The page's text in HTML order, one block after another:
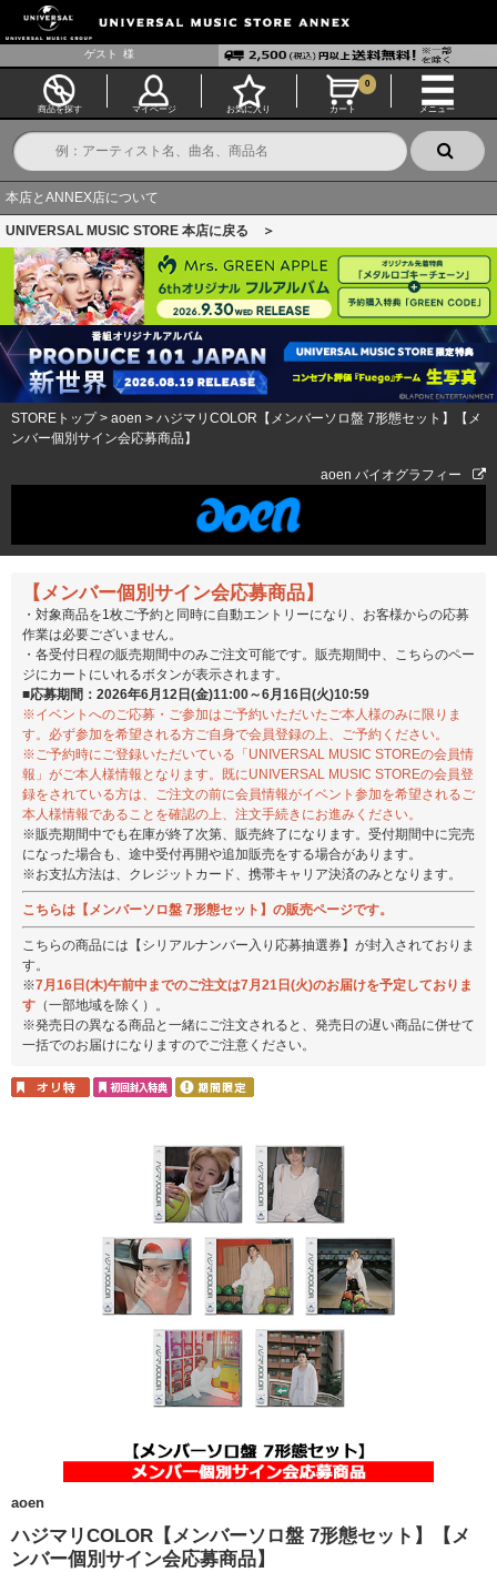
ゲスト 様
商品を探す マイページ お気に入り カート
0
メニュー
本店とANNEX店について
UNIVERSAL MUSIC STORE 本店に戻る ＞
STOREトップ> aoen > ハジマリCOLOR【メンバーソロ盤 7形態セット】【メ
ンバー個別サイン会応募商品】
aoen バイオグラフィー
【メンバー個別サイン会応募商品】
・対象商品を1枚ご予約と同時に自動エントリーになり、お客様からの応募
作業は必要ございません。
・各受付日程の販売期間中のみご注文可能です。販売期間中、こちらのペー
ジにカートにいれるボタンが表示されます。
■応募期間：2026年6月12日(金)11:00～6月16日(火)10:59
※イベントへのご応募・ご参加はご予約いただいたご本人様のみに限りま
す。必ず参加を希望される方ご自身で会員登録の上、ご予約ください。
※ご予約時にご登録いただいている「UNIVERSAL MUSIC STOREの会員情
報」がご本人様情報となります。既にUNIVERSAL MUSIC STOREの会員登
録をされている方は、ご注文の前に会員情報がイベント参加を希望されるご
本人様情報であることを確認の上、注文手続きにお進みください。
※販売期間中でも在庫が終了次第、販売終了になります。受付期間中に完売
になった場合も、途中受付再開や追加販売をする場合があります。
※お支払方法は、クレジットカード、携帯キャリア決済のみとなります。
こちらは【メンバーソロ盤 7形態セット】の販売ページです。
こちらの商品には【シリアルナンバー入り応募抽選券】が封入されておりま
す。
※7月16日(木)午前中までのご注文は7月21日(火)のお届けを予定しておりま
す （一部地域を除く）。
※発売日の異なる商品と一緒にご注文されると、発売日の遅い商品に併せて
一括でのお届けになりますのでご注意ください。
aoen
ハジマリCOLOR【メンバーソロ盤 7形態セット】【メ
ンバー個別サイン会応募商品】